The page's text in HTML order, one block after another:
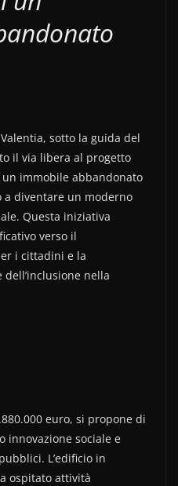
sotto la guida del
il via libera al progetto
immobile abbandonato
a diventare un moderno
Questa iniziativa
verso il
i cittadini e la
nella
euro, si propone di
innovazione sociale e
L’edificio in
ospitato attività